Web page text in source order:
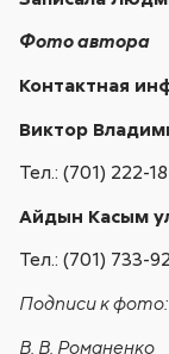
Фото автора
Контактная
Виктор
Тел.: (701) 222-
Айдын Касым
Тел.: (701) 733-
Подписи к фото:
В. В. Романенко